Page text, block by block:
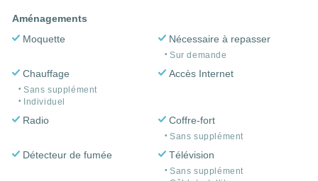
Aménagements
Moquette
Nécessaire à repasser
Sur demande
Chauffage
Sans supplément
Individuel
Accès Internet
Radio Coffre-fort
Sans supplément
Détecteur de fumée Télévision
Sans supplément